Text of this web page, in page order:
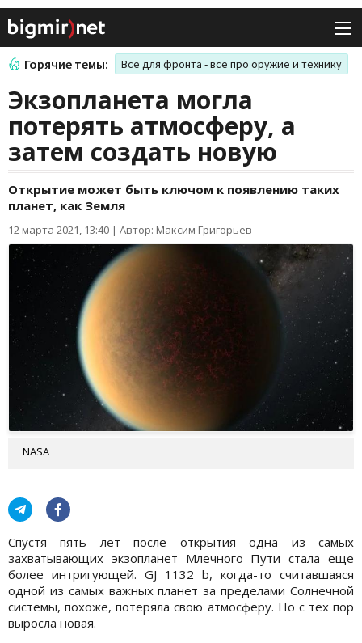
Горячие темы: Все для фронта - все про оружие и технику
Экзопланета могла
потерять атмосферу, а
затем создать новую
Открытие может быть ключом к появлению таких
планет, как Земля
12 марта 2021, 13:40 | Автор: Максим Григорьев
NASA
Спустя пять лет после открытия одна из самых
захватывающих экзопланет Млечного Пути стала еще
более интригующей. GJ 1132 b, когда-то считавшаяся
одной из самых важных планет за пределами Солнечной
системы, похоже, потеряла свою атмосферу. Но с тех пор
выросла новая.